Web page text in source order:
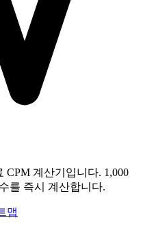
CPM 계산기입니다. 1,000
를 즉시 계산합니다.
맵